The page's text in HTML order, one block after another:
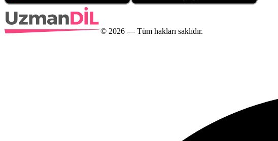
© 2026 — Tüm hakları saklıdır.